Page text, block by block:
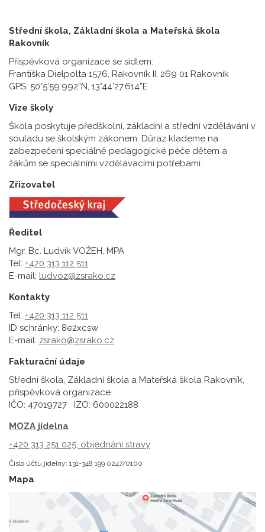
Střední škola, Základní škola a Mateřská škola
Rakovník
Příspěvková organizace se sídlem:
Františka Dielpolta 1576, Rakovník II, 269 01 Rakovník
GPS: 50°5’59.992”N, 13°44’27.614”E
Vize školy
Škola poskytuje předškolní, základní a střední vzdělávání v
souladu se školským zákonem. Důraz klademe na
zabezpečení speciálně pedagogické péče dětem a
žákům se speciálními vzdělávacími potřebami.
Zřizovatel
Ředitel
Mgr. Bc. Ludvík VOŽEH, MPA
Tel: +420 313 112 511
E-mail: ludvoz@zsrako.cz
Kontakty
Tel: +420 313 112 511
ID schránky: 8e2xcsw
E-mail: zsrako@zsrako.cz
Fakturační údaje
Střední škola, Základní škola a Mateřská škola Rakovník,
příspěvková organizace
IČO: 47019727 IZO: 600022188
MOZA jídelna
+420 313 251 025; objednání stravy
Číslo účtu jídelny: 131-348 199 0247/0100
Mapa